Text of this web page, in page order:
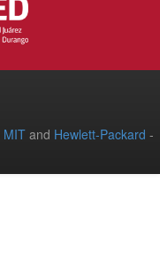
MIT and Hewlett-Packard -